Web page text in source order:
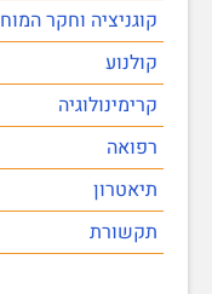
קוגניציה וחקר המוח
קולנוע
קרימינולוגיה
רפואה
תיאטרון
תקשורת